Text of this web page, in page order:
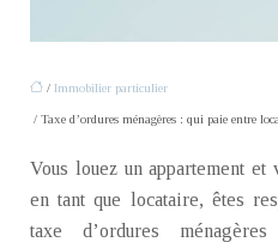
/ Immobilier particulier
/ Taxe d’ordures ménagères : qui paie entre
Vous louez un appartement et
en tant que locataire, êtes
taxe d’ordures